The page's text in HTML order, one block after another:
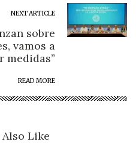
NEXT ARTICLE
sobre
vamos a
medidas”
READ MORE
Like